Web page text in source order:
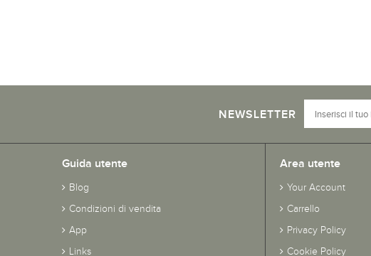
NEWSLETTER
Guida utente
Blog
Condizioni di vendita
App
Links
Area utente
Your Account
Carrello
Privacy Policy
Cookie Policy